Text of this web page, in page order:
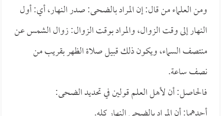
ومن العلماء من قال: إن المراد بالضحى: صدر النهار، أي: أول
النهار إلى وقت الزوال، والمراد بوقت الزوال: زوال الشمس عن
منتصف السماء، ويكون ذلك قبيل صلاة الظهر بقريب من
نصف ساعة.
فالحاصل: أن لأهل العلم قولين في تحديد الضحى: